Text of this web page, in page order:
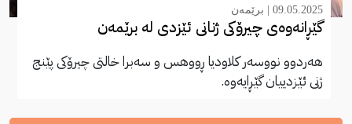
09.05.2025 | برێمەن
گێڕانەوەی چیرۆکی ژنانی ئێزدی لە برێمەن
هەردوو نووسەر کلاودیا ڕووهس و سەبرا خالتی چیرۆکی پێنج
ژنی ئێزدییان گێڕایەوە.